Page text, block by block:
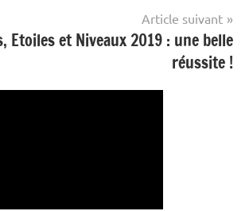
Article suivant
Etoiles et Niveaux 2019 : une belle
réussite !